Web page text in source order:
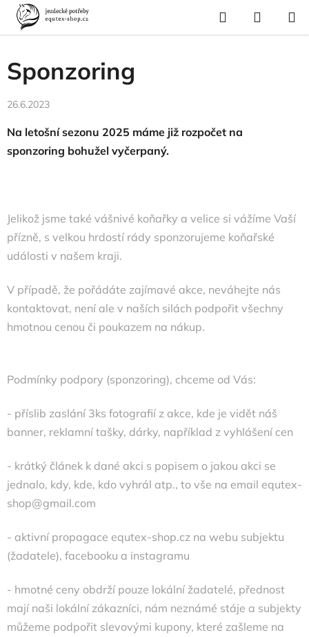
Přejít
obsah
Hledat
KOŠÍK
Domů
Články
Sponzoring
26.6.2023
Na letošní sezonu 2025 máme již rozpočet na
sponzoring bohužel vyčerpaný.
Jelikož jsme také vášnivé koňařky a velice si vážíme Vaší
přízně, s velkou hrdostí rády sponzorujeme koňařské
události v našem kraji.
V případě, že pořádáte zajímavé akce, neváhejte nás
kontaktovat, není ale v naších silách podpořit všechny
hmotnou cenou či poukazem na nákup.
Podmínky podpory (sponzoring), chceme od Vás:
- příslib zaslání 3ks fotografií z akce, kde je vidět náš
banner, reklamní tašky, dárky, například z vyhlášení cen
- krátký článek k dané akci s popisem o jakou akci se
jednalo, kdy, kde, kdo vyhrál atp., to vše na email equtex-
shop@gmail.com
- aktivní propagace equtex-shop.cz na webu subjektu
(žadatele), facebooku a instagramu
- hmotné ceny obdrží pouze lokální žadatelé, přednost
mají naši lokální zákazníci, nám neznámé stáje a subjekty
můžeme podpořit slevovými kupony, které zašleme na